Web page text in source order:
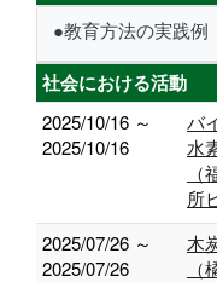
●教育方法の実践例
社会における活動
2025/10/16 ～
2025/10/16
バ
水
所
2025/07/26 ～
2025/07/26
木